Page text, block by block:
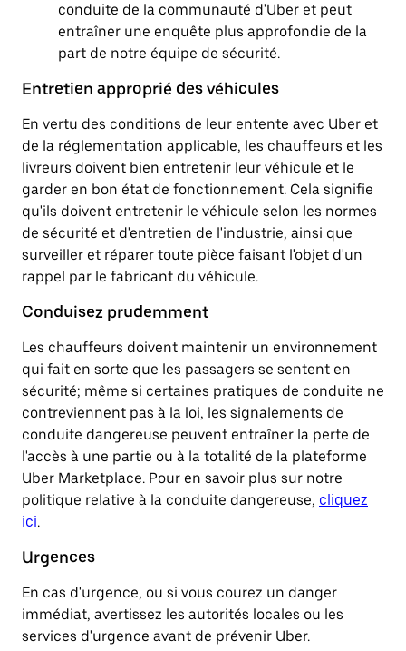
conduite de la communauté d'Uber et peut
entraîner une enquête plus approfondie de la
part de notre équipe de sécurité.
Entretien approprié des véhicules
En vertu des conditions de leur entente avec Uber et
de la réglementation applicable, les chauffeurs et les
livreurs doivent bien entretenir leur véhicule et le
garder en bon état de fonctionnement. Cela signifie
qu'ils doivent entretenir le véhicule selon les normes
de sécurité et d'entretien de l'industrie, ainsi que
surveiller et réparer toute pièce faisant l'objet d'un
rappel par le fabricant du véhicule.
Conduisez prudemment
Les chauffeurs doivent maintenir un environnement
qui fait en sorte que les passagers se sentent en
sécurité; même si certaines pratiques de conduite ne
contreviennent pas à la loi, les signalements de
conduite dangereuse peuvent entraîner la perte de
l'accès à une partie ou à la totalité de la plateforme
Uber Marketplace. Pour en savoir plus sur notre
politique relative à la conduite dangereuse, cliquez
ici.
Urgences
En cas d'urgence, ou si vous courez un danger
immédiat, avertissez les autorités locales ou les
services d'urgence avant de prévenir Uber.